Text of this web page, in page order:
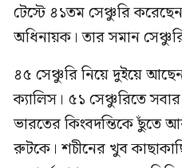
টেস্টে ৪১তম সেঞ্চুরি
অধিনায়ক। তার সমান
৪৫ সেঞ্চুরি নিয়ে দুইয়ে
ক্যালিস। ৫১ সেঞ্চুরিতে
ভারতের কিংবদন্তিকে ছুঁতে
রুটকে। শচীনের খুব